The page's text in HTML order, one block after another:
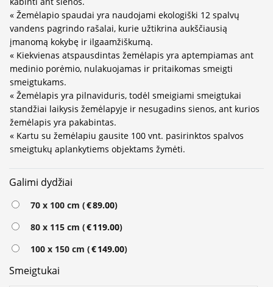
« Žemėlapio spaudai yra naudojami ekologiški 12 spalvų
vandens pagrindo rašalai, kurie užtikrina aukščiausią
įmanomą kokybę ir ilgaamžiškumą.
« Kiekvienas atspausdintas žemėlapis yra aptempiamas ant
medinio porėmio, nulakuojamas ir pritaikomas smeigti
smeigtukams.
« Žemėlapis yra pilnaviduris, todėl smeigiami smeigtukai
standžiai laikysis žemėlapyje ir nesugadins sienos, ant kurios
žemėlapis yra pakabintas.
« Kartu su žemėlapiu gausite 100 vnt. pasirinktos spalvos
smeigtukų aplankytiems objektams žymėti.
Galimi dydžiai
70 x 100 cm (€89.00)
80 x 115 cm (€119.00)
100 x 150 cm (€149.00)
Smeigtukai
Alternative: